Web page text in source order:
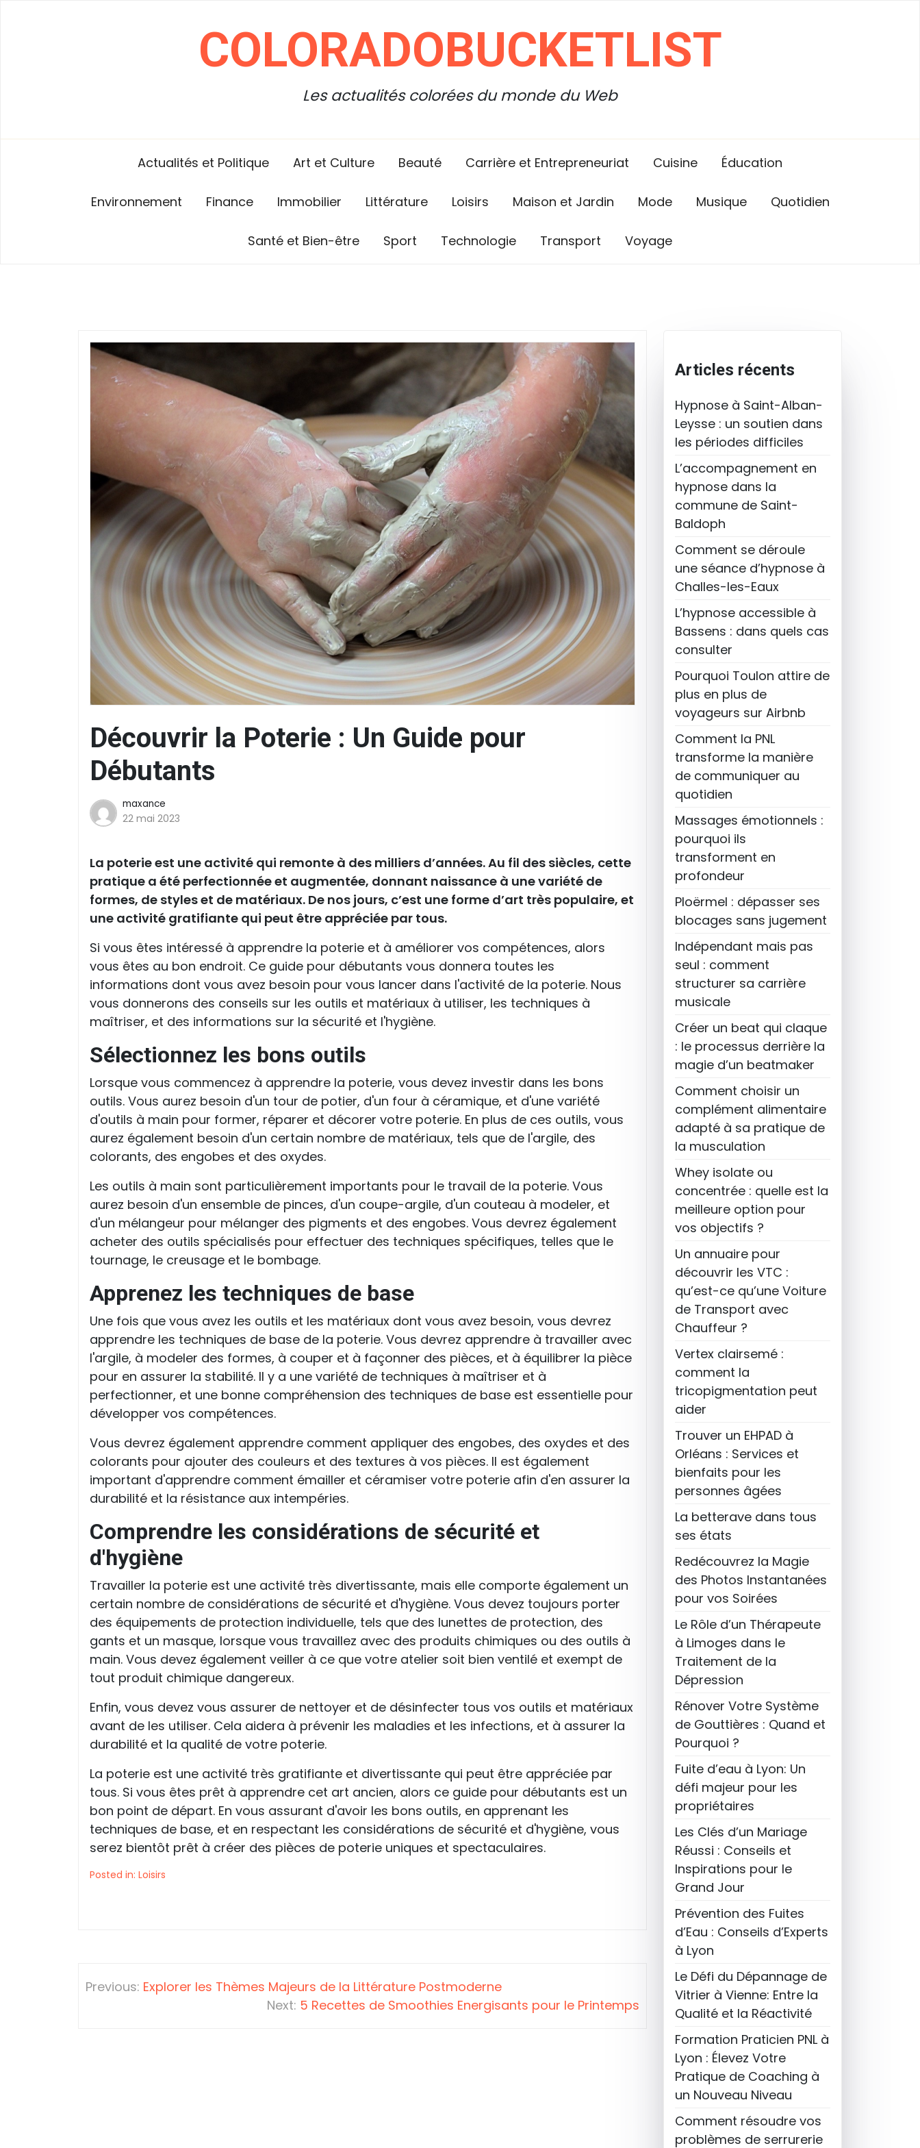
COLORADOBUCKETLIST
Les actualités colorées du monde du Web
Actualités et Politique Art et Culture Beauté Carrière et Entrepreneuriat Cuisine Éducation
Environnement Finance Immobilier Littérature Loisirs Maison et Jardin Mode Musique Quotidien
Santé et Bien-être Sport Technologie Transport Voyage
Découvrir la Poterie : Un Guide pour
Débutants
maxance
22 mai 2023
La poterie est une activité qui remonte à des milliers d’années. Au fil des siècles, cette
pratique a été perfectionnée et augmentée, donnant naissance à une variété de
formes, de styles et de matériaux. De nos jours, c’est une forme d’art très populaire, et
une activité gratifiante qui peut être appréciée par tous.
Si vous êtes intéressé à apprendre la poterie et à améliorer vos compétences, alors
vous êtes au bon endroit. Ce guide pour débutants vous donnera toutes les
informations dont vous avez besoin pour vous lancer dans l'activité de la poterie. Nous
vous donnerons des conseils sur les outils et matériaux à utiliser, les techniques à
maîtriser, et des informations sur la sécurité et l'hygiène.
Sélectionnez les bons outils
Lorsque vous commencez à apprendre la poterie, vous devez investir dans les bons
outils. Vous aurez besoin d'un tour de potier, d'un four à céramique, et d'une variété
d'outils à main pour former, réparer et décorer votre poterie. En plus de ces outils, vous
aurez également besoin d'un certain nombre de matériaux, tels que de l'argile, des
colorants, des engobes et des oxydes.
Les outils à main sont particulièrement importants pour le travail de la poterie. Vous
aurez besoin d'un ensemble de pinces, d'un coupe-argile, d'un couteau à modeler, et
d'un mélangeur pour mélanger des pigments et des engobes. Vous devrez également
acheter des outils spécialisés pour effectuer des techniques spécifiques, telles que le
tournage, le creusage et le bombage.
Apprenez les techniques de base
Une fois que vous avez les outils et les matériaux dont vous avez besoin, vous devrez
apprendre les techniques de base de la poterie. Vous devrez apprendre à travailler avec
l'argile, à modeler des formes, à couper et à façonner des pièces, et à équilibrer la pièce
pour en assurer la stabilité. Il y a une variété de techniques à maîtriser et à
perfectionner, et une bonne compréhension des techniques de base est essentielle pour
développer vos compétences.
Vous devrez également apprendre comment appliquer des engobes, des oxydes et des
colorants pour ajouter des couleurs et des textures à vos pièces. Il est également
important d'apprendre comment émailler et céramiser votre poterie afin d'en assurer la
durabilité et la résistance aux intempéries.
Comprendre les considérations de sécurité et
d'hygiène
Travailler la poterie est une activité très divertissante, mais elle comporte également un
certain nombre de considérations de sécurité et d'hygiène. Vous devez toujours porter
des équipements de protection individuelle, tels que des lunettes de protection, des
gants et un masque, lorsque vous travaillez avec des produits chimiques ou des outils à
main. Vous devez également veiller à ce que votre atelier soit bien ventilé et exempt de
tout produit chimique dangereux.
Enfin, vous devez vous assurer de nettoyer et de désinfecter tous vos outils et matériaux
avant de les utiliser. Cela aidera à prévenir les maladies et les infections, et à assurer la
durabilité et la qualité de votre poterie.
La poterie est une activité très gratifiante et divertissante qui peut être appréciée par
tous. Si vous êtes prêt à apprendre cet art ancien, alors ce guide pour débutants est un
bon point de départ. En vous assurant d'avoir les bons outils, en apprenant les
techniques de base, et en respectant les considérations de sécurité et d'hygiène, vous
serez bientôt prêt à créer des pièces de poterie uniques et spectaculaires.
Posted in: Loisirs
Previous: Explorer les Thèmes Majeurs de la Littérature Postmoderne
Next: 5 Recettes de Smoothies Energisants pour le Printemps
Articles récents
Hypnose à Saint-Alban-
Leysse : un soutien dans
les périodes difficiles
L’accompagnement en
hypnose dans la
commune de Saint-
Baldoph
Comment se déroule
une séance d’hypnose à
Challes-les-Eaux
L’hypnose accessible à
Bassens : dans quels cas
consulter
Pourquoi Toulon attire de
plus en plus de
voyageurs sur Airbnb
Comment la PNL
transforme la manière
de communiquer au
quotidien
Massages émotionnels :
pourquoi ils
transforment en
profondeur
Ploërmel : dépasser ses
blocages sans jugement
Indépendant mais pas
seul : comment
structurer sa carrière
musicale
Créer un beat qui claque
: le processus derrière la
magie d’un beatmaker
Comment choisir un
complément alimentaire
adapté à sa pratique de
la musculation
Whey isolate ou
concentrée : quelle est la
meilleure option pour
vos objectifs ?
Un annuaire pour
découvrir les VTC :
qu’est-ce qu’une Voiture
de Transport avec
Chauffeur ?
Vertex clairsemé :
comment la
tricopigmentation peut
aider
Trouver un EHPAD à
Orléans : Services et
bienfaits pour les
personnes âgées
La betterave dans tous
ses états
Redécouvrez la Magie
des Photos Instantanées
pour vos Soirées
Le Rôle d’un Thérapeute
à Limoges dans le
Traitement de la
Dépression
Rénover Votre Système
de Gouttières : Quand et
Pourquoi ?
Fuite d’eau à Lyon: Un
défi majeur pour les
propriétaires
Les Clés d’un Mariage
Réussi : Conseils et
Inspirations pour le
Grand Jour
Prévention des Fuites
d’Eau : Conseils d’Experts
à Lyon
Le Défi du Dépannage de
Vitrier à Vienne: Entre la
Qualité et la Réactivité
Formation Praticien PNL à
Lyon : Élevez Votre
Pratique de Coaching à
un Nouveau Niveau
Comment résoudre vos
problèmes de serrurerie